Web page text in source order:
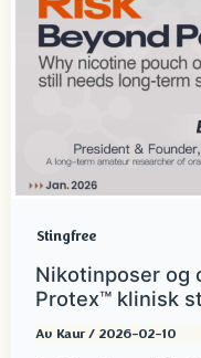
Stingfree
Nikotinposer og
Protex™ klinisk
Av Kaur / 2026-02-10